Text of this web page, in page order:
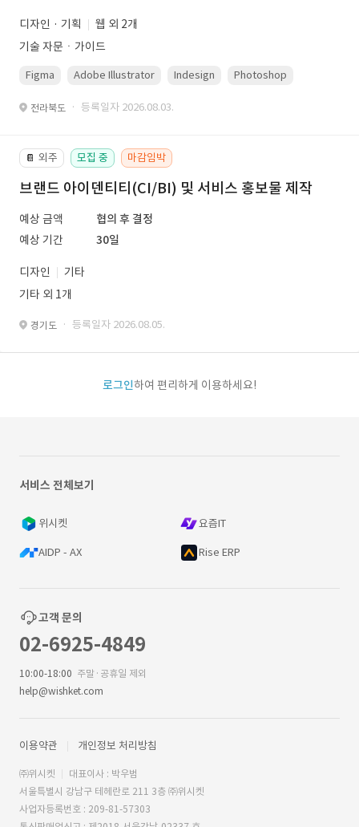
디자인 · 기획
웹 외 2개
기술 자문ㆍ가이드
Figma Adobe Illustrator Indesign Photoshop
전라북도 · 등록일자 2026.08.03.
📔 외주 모집 중 마감임박
브랜드 아이덴티티(CI/BI) 및 서비스 홍보물 제작
예상 금액
협의 후 결정
예상 기간
30일
디자인
기타
기타 외 1개
경기도 · 등록일자 2026.08.05.
로그인하여 편리하게 이용하세요!
서비스 전체보기
위시켓 요즘IT
AIDP - AX Rise ERP
고객 문의
02-6925-4849
10:00-18:00 주말·공휴일 제외
help@wishket.com
이용약관 개인정보 처리방침
㈜위시켓
대표이사 : 박우범
서울특별시 강남구 테헤란로 211 3층 ㈜위시켓
사업자등록번호 : 209-81-57303